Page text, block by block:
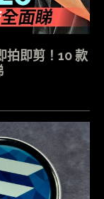
拍即剪！10 款